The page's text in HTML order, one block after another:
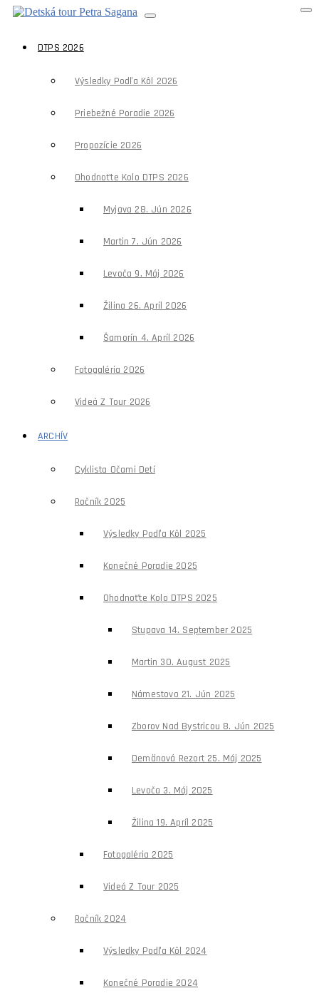
DTPS 2026
Výsledky Podľa Kôl 2026
Priebežné Poradie 2026
Propozície 2026
Ohodnoťte Kolo DTPS 2026
Myjava 28. Jún 2026
Martin 7. Jún 2026
Levoča 9. Máj 2026
Žilina 26. Apríl 2026
Šamorín 4. Apríl 2026
Fotogaléria 2026
Videá Z Tour 2026
ARCHÍV
Cyklista Očami Detí
Ročník 2025
Výsledky Podľa Kôl 2025
Konečné Poradie 2025
Ohodnoťte Kolo DTPS 2025
Stupava 14. September 2025
Martin 30. August 2025
Námestovo 21. Jún 2025
Zborov Nad Bystricou 8. Jún 2025
Demänová Rezort 25. Máj 2025
Levoča 3. Máj 2025
Žilina 19. Apríl 2025
Fotogaléria 2025
Videá Z Tour 2025
Ročník 2024
Výsledky Podľa Kôl 2024
Konečné Poradie 2024